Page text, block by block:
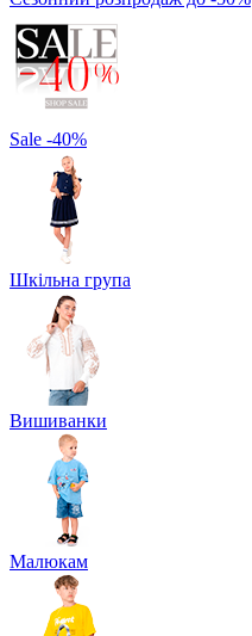
Sale -40%
Шкільна група
Вишиванки
Малюкам